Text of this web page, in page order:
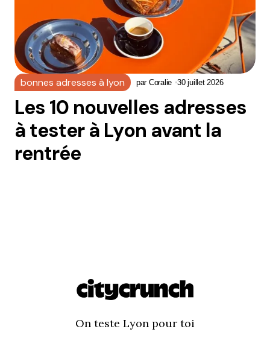
bonnes adresses à lyon par Coralie 30 juillet 2026
Les 10 nouvelles adresses
à tester à Lyon avant la
rentrée
On teste Lyon pour toi